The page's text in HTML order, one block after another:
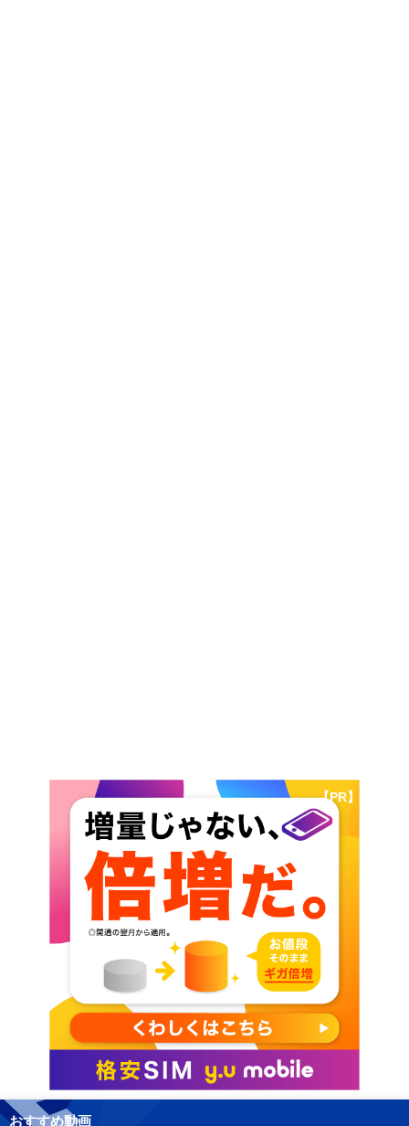
【PR】
おすすめ動画